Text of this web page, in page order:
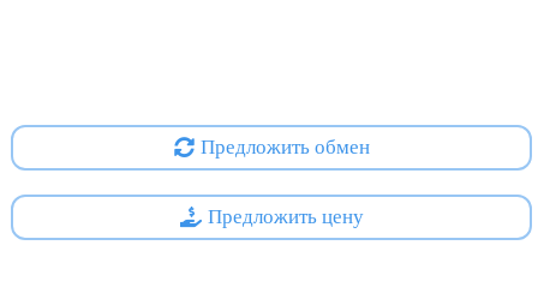
Предложить обмен
Предложить цену